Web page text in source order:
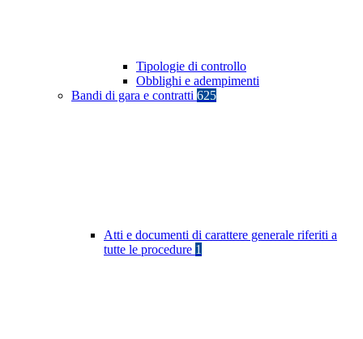
Tipologie di controllo
Obblighi e adempimenti
Bandi di gara e contratti 625
Atti e documenti di carattere generale riferiti a
tutte le procedure 1